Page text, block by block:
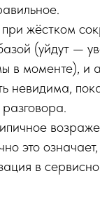
при жёстком
(уйдут —
в моменте), и
невидима,
это
в